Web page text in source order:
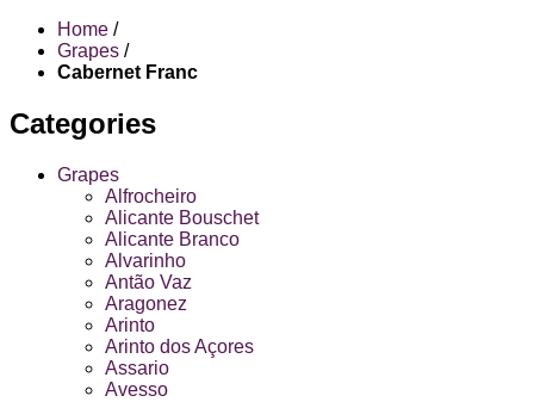
Home /
Grapes /
Cabernet Franc
Categories
Grapes
Alfrocheiro
Alicante Bouschet
Alicante Branco
Alvarinho
Antão Vaz
Aragonez
Arinto
Arinto dos Açores
Assario
Avesso